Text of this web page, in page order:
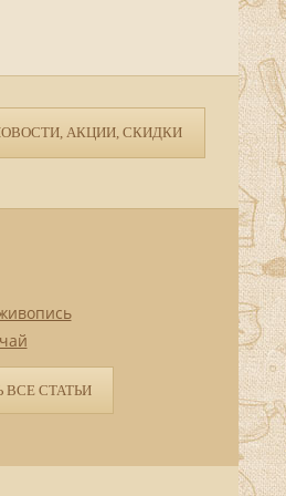
АКЦИИ, СКИДКИ
ВСЕ СТАТЬИ